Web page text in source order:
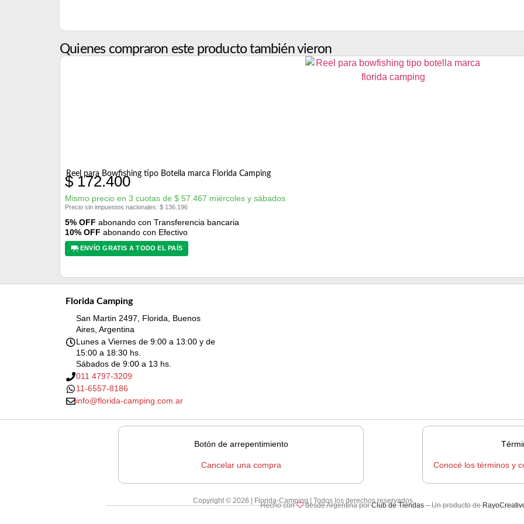
Quienes compraron este producto también vieron
Reel para Bowfishing tipo Botella marca Florida Camping
$172.400
Mismo precio en 3 cuotas de $ 57.467 miércoles y sábados
Precio sin impuestos nacionales: $ 136.196
5% OFF abonando con Transferencia bancaria
10% OFF abonando con Efectivo
ENVÍO GRATIS A TODO EL PAÍS
Florida Camping
San Martin 2497, Florida, Buenos
Aires, Argentina
Lunes a Viernes de 9:00 a 13:00 y de
15:00 a 18:30 hs.
Sábados de 9:00 a 13 hs.
011 4797-3209
11-6557-8186
info@florida-camping.com.ar
Botón de arrepentimiento
Cancelar una compra Conocé los términos y
Copyright © 2026 | Florida-Camping | Todos los derechos reservados.
Hecho con desde Argentina porClub de Tiendas– Un producto de